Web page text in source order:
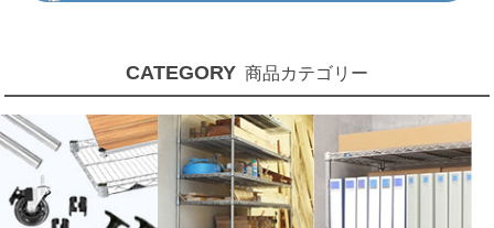
CATEGORY 商品カテゴリー